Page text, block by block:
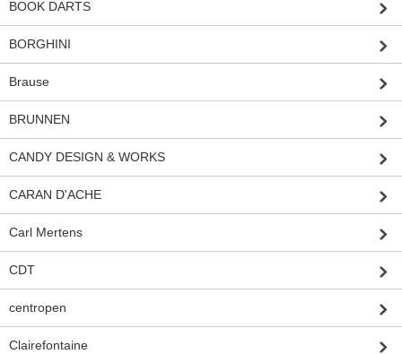
BOOK DARTS
BORGHINI
Brause
BRUNNEN
CANDY DESIGN & WORKS
CARAN D'ACHE
Carl Mertens
CDT
centropen
Clairefontaine